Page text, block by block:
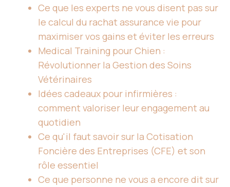
Ce que les experts ne vous disent pas sur
le calcul du rachat assurance vie pour
maximiser vos gains et éviter les erreurs
Medical Training pour Chien :
Révolutionner la Gestion des Soins
Vétérinaires
Idées cadeaux pour infirmières :
comment valoriser leur engagement au
quotidien
Ce qu'il faut savoir sur la Cotisation
Foncière des Entreprises (CFE) et son
rôle essentiel
Ce que personne ne vous a encore dit sur